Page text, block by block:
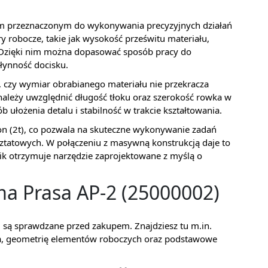
przeznaczonym do wykonywania precyzyjnych działań
takie jak wysokość prześwitu materiału,
nim można dopasować sposób pracy do
docisku.
wymiar obrabianego materiału nie przekracza
uwzględnić długość tłoku oraz szerokość rowka w
ułożenia detalu i stabilność w trakcie kształtowania.
(2t), co pozwala na skuteczne wykonywanie zadań
W połączeniu z masywną konstrukcją daje to
otrzymuje narzędzie zaprojektowane z myślą o
Prasa AP-2 (25000002)
sprawdzane przed zakupem. Znajdziesz tu m.in.
geometrię elementów roboczych oraz podstawowe